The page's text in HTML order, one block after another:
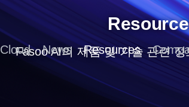
Cloud News Resources
Fasoo AI의 제품 및 기술 관련